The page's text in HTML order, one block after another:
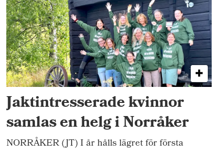
Jaktintresserade kvinnor
samlas en helg i Norråker
NORRÅKER (JT) I år hålls lägret för första